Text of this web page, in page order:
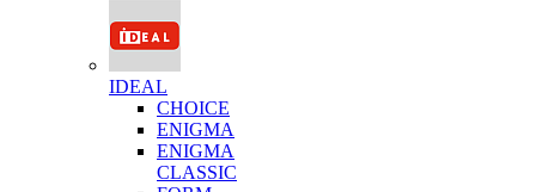
IDEAL
CHOICE
ENIGMA
ENIGMA
CLASSIC